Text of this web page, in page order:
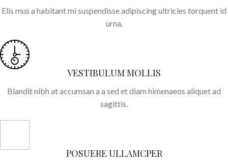
Elis mus a habitant mi suspendisse adipiscing ultricies torquent id
urna.
VESTIBULUM MOLLIS
Blandit nibh at accumsan a a sed et diam himenaeos aliquet ad
sagittis.
POSUERE ULLAMCPER